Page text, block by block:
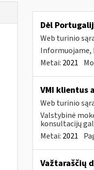
Dėl
Web turinio
Informuojame,
Metai: 2021
VMI klientus
Web turinio
Valstybinė
konsultacijų
Metai: 2021
Važtaraščių